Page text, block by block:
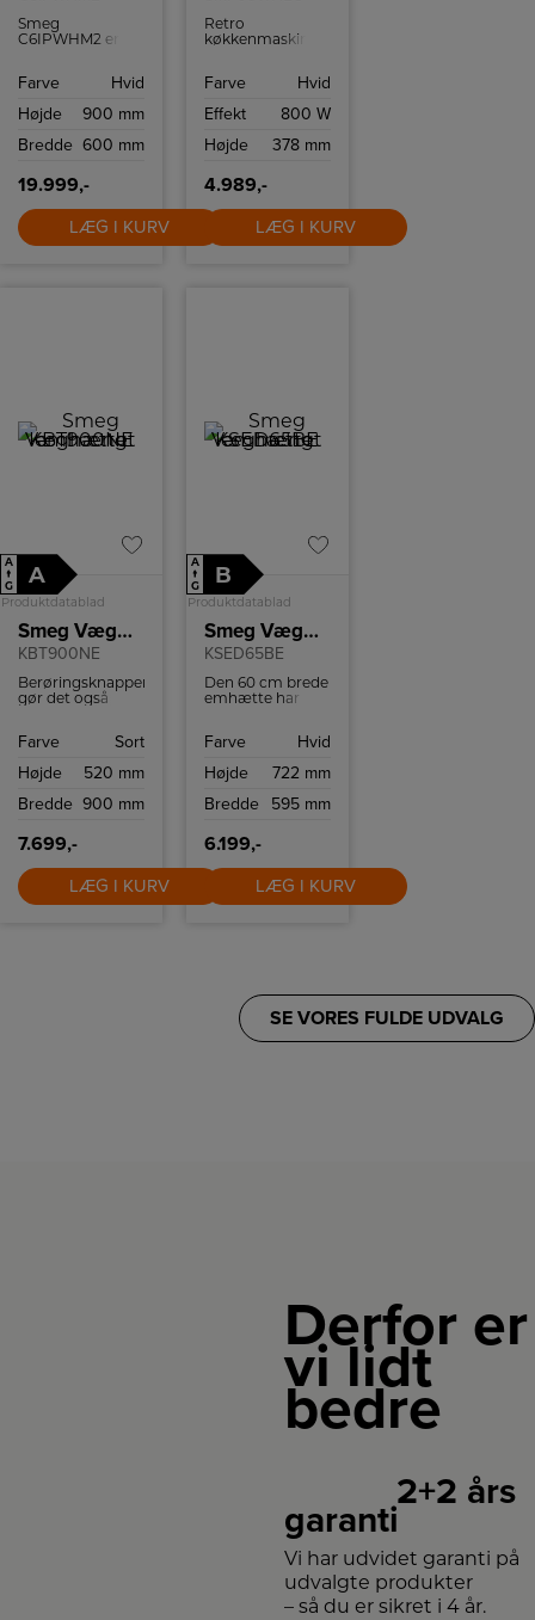
Smeg
C6IPWHM2 er
blanding af
ny teknologi og
skabt til at
madlavning og
komplementere
din
køkkenindretning.
Farve
Hvid
Højde
900 mm
Bredde 600 mm
19.999,-
LÆG I KURV
Retro
køkkenmaskine
og
Farve
Hvid
Effekt
800 W
Højde
378 mm
4.989,-
LÆG I KURV
A
↑
G
A
Produktdatablad
Smeg Væghængt emhætte
KBT900NE
Berøringsknapperne
gør det også
dine
Farve
Sort
Højde
520 mm
Bredde 900 mm
7.699,-
LÆG I KURV
A
↑
G
B
Produktdatablad
Smeg Væghængt emhætte
KSED65BE
Den 60 cm brede
emhætte har
giver et klart og
over kogepladen,
madlavningen
sjovere. Med sit
touch-
kontrolpanel er
ventilatoren ikke
kun nem at
køkkenet.
Farve
Hvid
Højde
722 mm
Bredde
595 mm
6.199,-
LÆG I KURV
SE VORES FULDE UDVALG
Derfor er
vi lidt
bedre
2+2 års
garanti
Vi har udvidet garanti på
udvalgte produkter
– så du er sikret i 4 år.